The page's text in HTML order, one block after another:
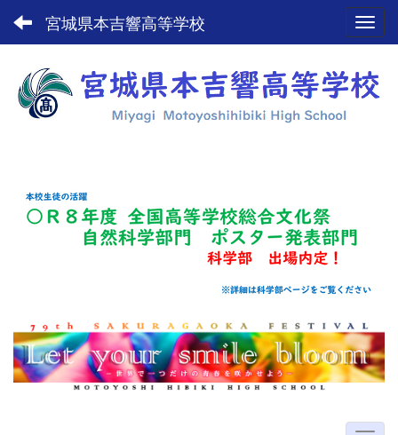
宮城県本吉響高等学校